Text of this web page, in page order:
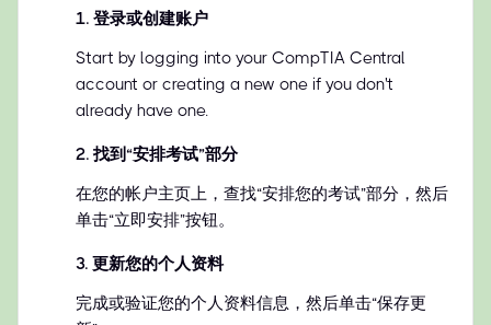
1. 登录或创建账户
Start by logging into your CompTIA Central
account or creating a new one if you don't
already have one.
2. 找到“安排考试”部分
在您的帐户主页上，查找“安排您的考试”部分，然后
单击“立即安排”按钮。
3. 更新您的个人资料
完成或验证您的个人资料信息，然后单击“保存更